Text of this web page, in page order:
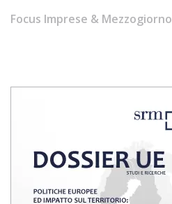
Focus Imprese & Mezzogiorno